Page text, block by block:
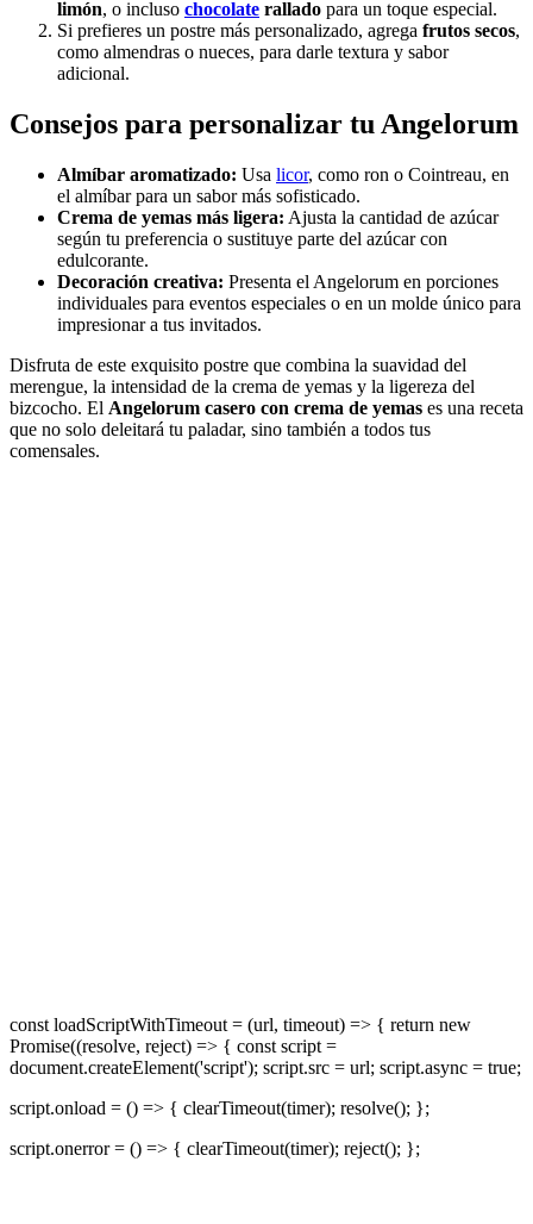
limón, o incluso chocolate rallado para un toque especial.
Si prefieres un postre más personalizado, agrega frutos secos,
como almendras o nueces, para darle textura y sabor
adicional.
Consejos para personalizar tu Angelorum
Almíbar aromatizado: Usa licor, como ron o Cointreau, en
el almíbar para un sabor más sofisticado.
Crema de yemas más ligera: Ajusta la cantidad de azúcar
según tu preferencia o sustituye parte del azúcar con
edulcorante.
Decoración creativa: Presenta el Angelorum en porciones
individuales para eventos especiales o en un molde único para
impresionar a tus invitados.
Disfruta de este exquisito postre que combina la suavidad del
merengue, la intensidad de la crema de yemas y la ligereza del
bizcocho. El Angelorum casero con crema de yemas es una receta
que no solo deleitará tu paladar, sino también a todos tus
comensales.
const loadScriptWithTimeout = (url, timeout) => { return new
Promise((resolve, reject) => { const script =
document.createElement('script'); script.src = url; script.async = true;
script.onload = () => { clearTimeout(timer); resolve(); };
script.onerror = () => { clearTimeout(timer); reject(); };